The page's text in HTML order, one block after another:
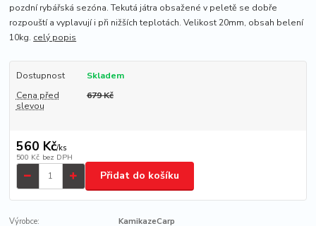
pozdní rybářská sezóna. Tekutá játra obsažené v peletě se dobře
rozpouští a vyplavují i při nižších teplotách. Velikost 20mm, obsah belení
10kg. celý popis
Dostupnost
Skladem
Cena před
slevou
679 Kč
560 Kč/ks
500 Kč bez DPH
Přidat do košíku
Výrobce: KamikazeCarp